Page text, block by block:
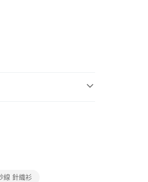
」的支付方式。 讓您購物簡單
結帳。
單仍視為有效，需透過AFTEE
線 針織衫